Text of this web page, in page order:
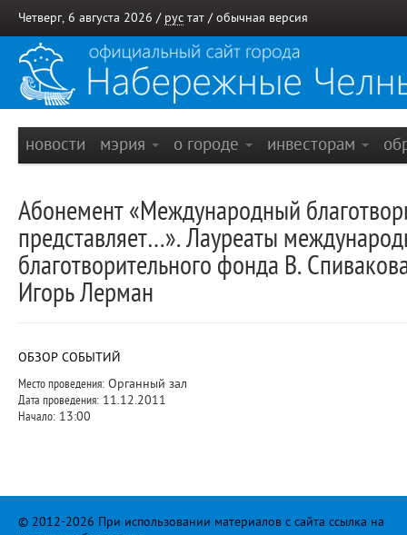
Четверг, 6 августа 2026 / рус тат / обычная версия
новости мэрия о городе инвесторам
Абонемент «Международный
представляет…». Лауреаты
благотворительного фонда В.
Игорь Лерман
ОБЗОР СОБЫТИЙ
Место проведения: Органный зал
Дата проведения: 11.12.2011
Начало: 13:00
© 2012-2026 При использовании материалов с сайта ссылка на